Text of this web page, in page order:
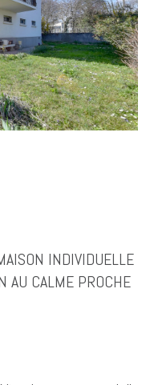
INDIVIDUELLE
CALME PROCHE